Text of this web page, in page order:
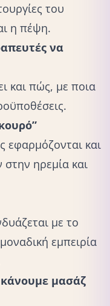
του
η πέψη.
να
και πώς, με ποια
εφαρμόζονται και
ηρεμία και
με το
εμπειρία
μασάζ